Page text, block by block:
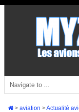
> aviation >Actualité